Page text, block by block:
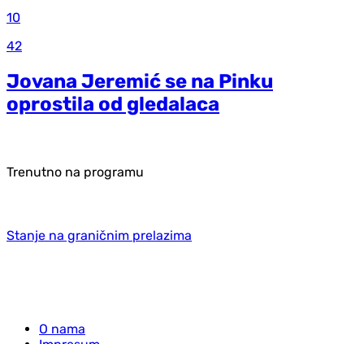
10
42
Jovana Jeremić se na Pinku
oprostila od gledalaca
Trenutno na programu
Stanje na graničnim prelazima
O nama